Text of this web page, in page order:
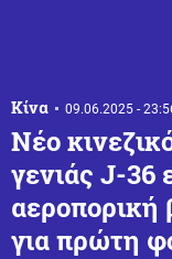
Κίνα 09.06.2025 -
Νέο
γενιάς J-36
για πρώτη